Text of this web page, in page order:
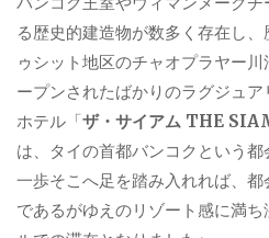
る歴史的建造物が数多く存在し
ゥシット地区のチャオプラヤー川
ープンされたばかりのラグジュ
ホテル「ザ・サイアム THE
は、タイの首都バンコクという都
一歩そこへ足を踏み入れれば、
であるがゆえのリゾート感に満